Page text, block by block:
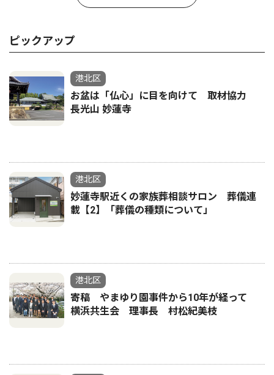
ピックアップ
港北区
お盆は「仏心」に目を向けて 取材協力
長光山 妙蓮寺
港北区
妙蓮寺駅近くの家族葬相談サロン 葬儀連
載【2】「葬儀の種類について」
港北区
寄稿 やまゆり園事件から10年が経って
横浜共生会 理事長 村松紀美枝